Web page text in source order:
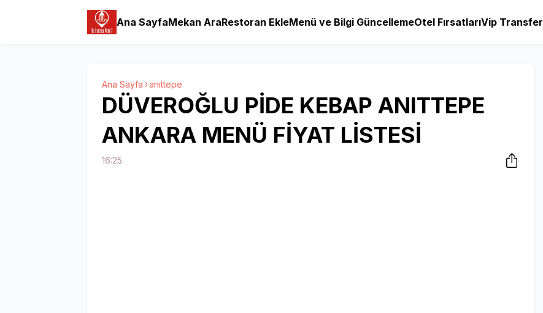
Ana SayfaMekan AraRestoran EkleMenü ve Bilgi GüncellemeOtel FırsatlarıVip Transfer
Ana Sayfa anıttepe
DÜVEROĞLU PİDE KEBAP ANITTEPE
ANKARA MENÜ FİYAT LİSTESİ
16:25